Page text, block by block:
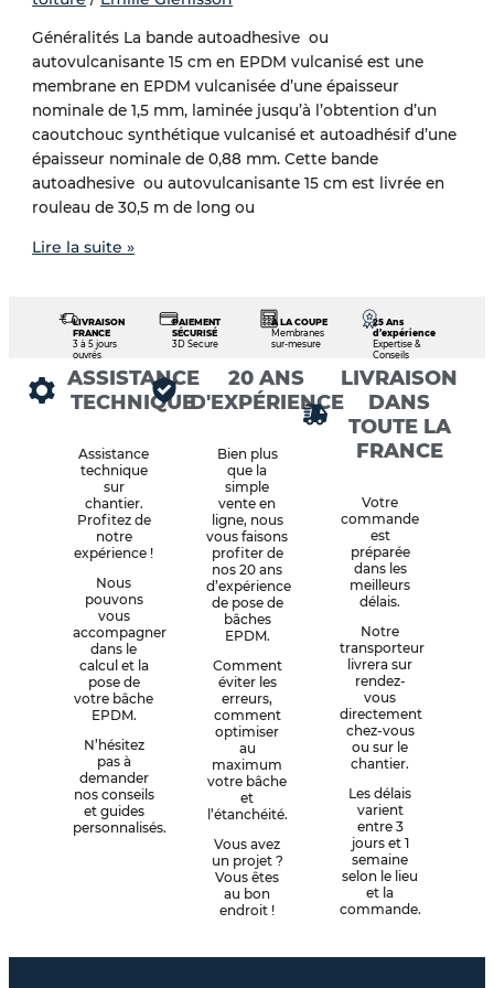
Généralités La bande autoadhesive ou
autovulcanisante 15 cm en EPDM vulcanisé est une
membrane en EPDM vulcanisée d’une épaisseur
nominale de 1,5 mm, laminée jusqu’à l’obtention d’un
caoutchouc synthétique vulcanisé et autoadhésif d’une
épaisseur nominale de 0,88 mm. Cette bande
autoadhesive ou autovulcanisante 15 cm est livrée en
rouleau de 30,5 m de long ou
Lire la suite »
LIVRAISON
FRANCE
3 à 5 jours
ouvrés
PAIEMENT
SÉCURISÉ
3D Secure
À LA COUPE
Membranes
sur-mesure
25 Ans
d’expérience
Expertise &
Conseils
ASSISTANCE
TECHNIQUE
Assistance
technique
sur
chantier.
Profitez de
notre
expérience !
Nous
pouvons
vous
accompagner
dans le
calcul et la
pose de
votre bâche
EPDM.
N’hésitez
pas à
demander
nos conseils
et guides
personnalisés.
20 ANS
D'EXPÉRIENCE
Bien plus
que la
simple
vente en
ligne, nous
vous faisons
profiter de
nos 20 ans
d’expérience
de pose de
bâches
EPDM.
Comment
éviter les
erreurs,
comment
optimiser
au
maximum
votre bâche
et
l’étanchéité.
Vous avez
un projet ?
Vous êtes
au bon
endroit !
LIVRAISON
DANS
TOUTE LA
FRANCE
Votre
commande
est
préparée
dans les
meilleurs
délais.
Notre
transporteur
livrera sur
rendez-
vous
directement
chez-vous
ou sur le
chantier.
Les délais
varient
entre 3
jours et 1
semaine
selon le lieu
et la
commande.